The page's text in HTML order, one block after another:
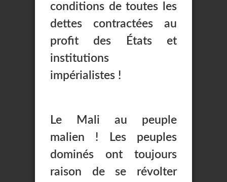
conditions de toutes les
dettes contractées au
profit des États et
institutions
impérialistes !
Le Mali au peuple
malien ! Les peuples
dominés ont toujours
raison de se révolter